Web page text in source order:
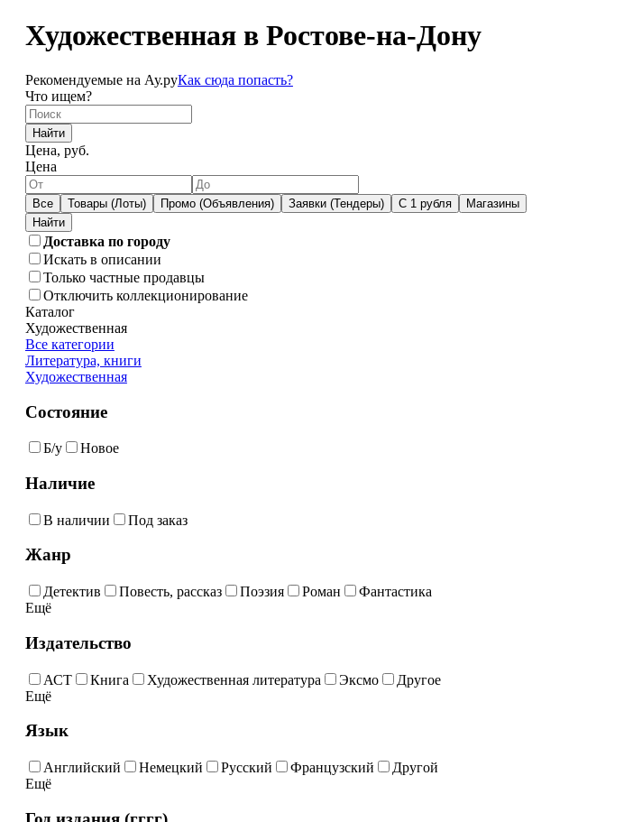
Художественная в Ростове-на-Дону
Рекомендуемые на Ау.руКак сюда попасть?
Что ищем?
Найти
Цена, руб.
Цена
Все Товары (Лоты) Промо (Объявления) Заявки (Тендеры) С 1 рубля Магазины
Доставка по городу
Искать в описании
Только частные продавцы
Отключить коллекционирование
Каталог
Художественная
Все категории
Литература, книги
Художественная
Состояние
Б/у Новое
Наличие
В наличии Под заказ
Жанр
Детектив Повесть, рассказ Поэзия Роман
Фантастика
Ещё
Издательство
АСТ Книга Художественная литература Эксмо
Другое
Ещё
Язык
Английский Немецкий Русский Французский
Другой
Ещё